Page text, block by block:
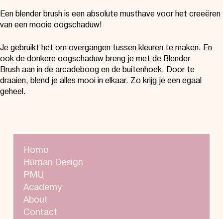
Een blender brush is een absolute musthave voor het creeëren
van een mooie oogschaduw!
Je gebruikt het om overgangen tussen kleuren te maken. En
ook de donkere oogschaduw breng je met de Blender
Brushaan in de arcadeboog en de buitenhoek. Door te
draaien, blend je alles mooi in elkaar. Zo krijg je een egaal
geheel.
Home
Human Design
PMU
Academy
About
Contact